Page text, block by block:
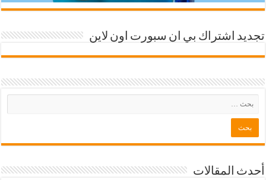
تجديد اشتراك بي ان سبورت اون لاين
أحدث المقالات